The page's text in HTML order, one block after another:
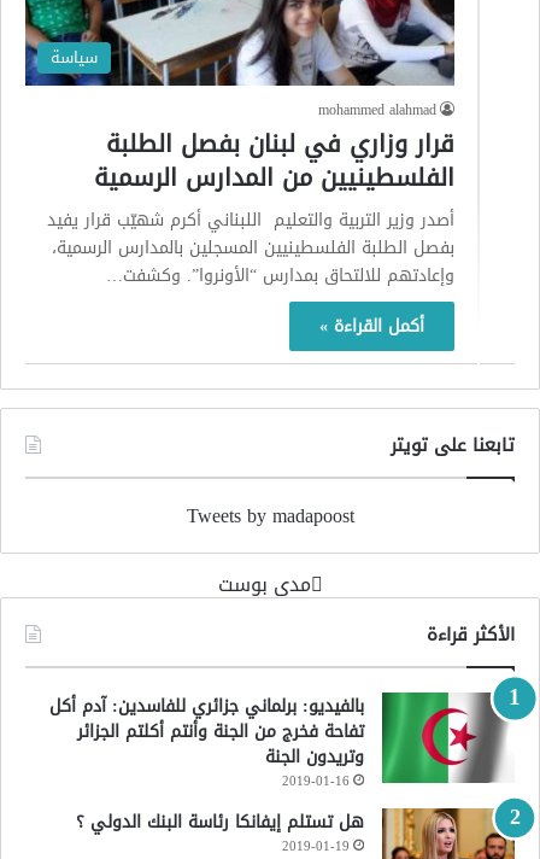
سياسة
mohammed alahmad
قرار وزاري في لبنان بفصل الطلبة
الفلسطينيين من المدارس الرسمية
أصدر وزير التربية والتعليم اللبناني أكرم شهيّب قرار يفيد
بفصل الطلبة الفلسطينيين المسجلين بالمدارس الرسمية،
وإعادتهم للالتحاق بمدارس “الأونروا”. وكشفت…
أكمل القراءة »
تابعنا على تويتر
Tweets by madapoost
‏مدى بوست‏
الأكثر قراءة
بالفيديو: برلماني جزائري للفاسدين: آدم أكل
تفاحة فخرج من الجنة وأنتم أكلتم الجزائر
وتريدون الجنة
2019-01-16
هل تستلم إيفانكا رئاسة البنك الدولي ؟
2019-01-19